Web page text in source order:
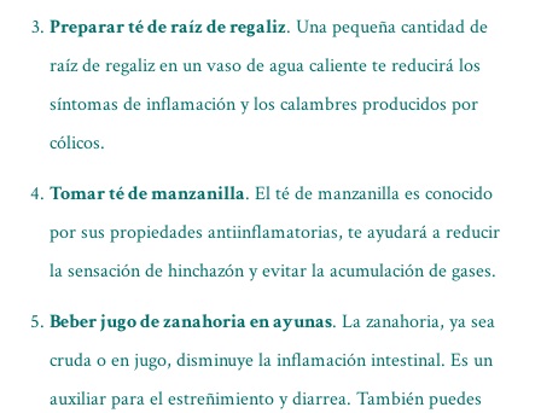
Preparar té de raíz de regaliz. Una pequeña cantidad de
raíz de regaliz en un vaso de agua caliente te reducirá los
síntomas de inflamación y los calambres producidos por
cólicos.
Tomar té de manzanilla. El té de manzanilla es conocido
por sus propiedades antiinflamatorias, te ayudará a reducir
la sensación de hinchazón y evitar la acumulación de gases.
Beber jugo de zanahoria en ayunas. La zanahoria, ya sea
cruda o en jugo, disminuye la inflamación intestinal. Es un
auxiliar para el estreñimiento y diarrea. También puedes